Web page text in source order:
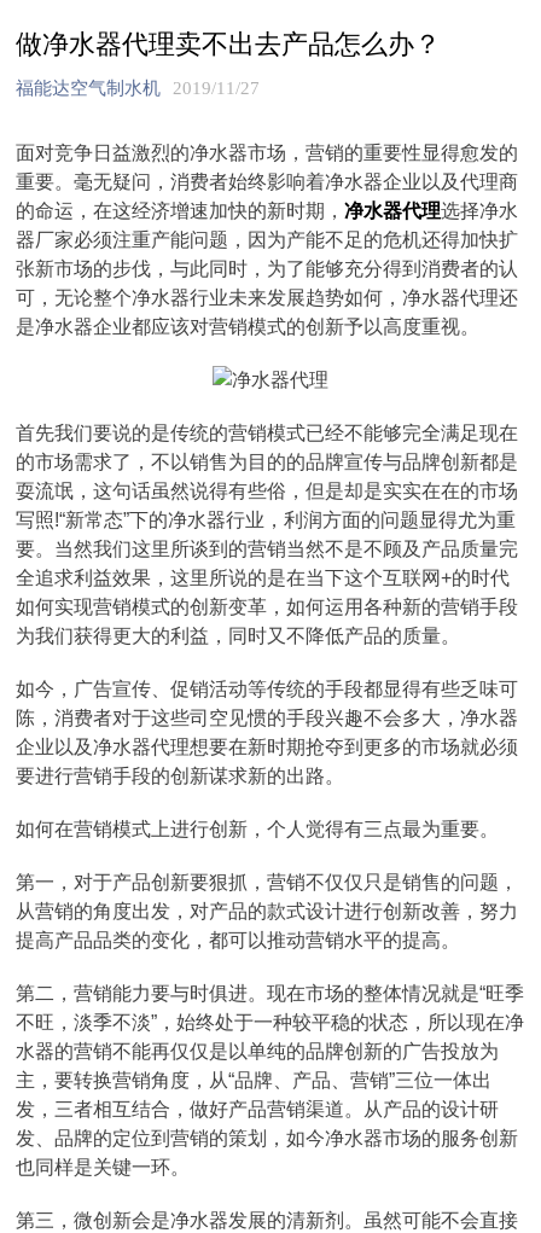
做净水器代理卖不出去产品怎么办？
福能达空气制水机 2019/11/27
面对竞争日益激烈的净水器市场，营销的重要性显得愈发的
重要。毫无疑问，消费者始终影响着净水器企业以及代理商
的命运，在这经济增速加快的新时期，净水器代理选择净水
器厂家必须注重产能问题，因为产能不足的危机还得加快扩
张新市场的步伐，与此同时，为了能够充分得到消费者的认
可，无论整个净水器行业未来发展趋势如何，净水器代理还
是净水器企业都应该对营销模式的创新予以高度重视。
首先我们要说的是传统的营销模式已经不能够完全满足现在
的市场需求了，不以销售为目的的品牌宣传与品牌创新都是
耍流氓，这句话虽然说得有些俗，但是却是实实在在的市场
写照!“新常态”下的净水器行业，利润方面的问题显得尤为重
要。当然我们这里所谈到的营销当然不是不顾及产品质量完
全追求利益效果，这里所说的是在当下这个互联网+的时代
如何实现营销模式的创新变革，如何运用各种新的营销手段
为我们获得更大的利益，同时又不降低产品的质量。
如今，广告宣传、促销活动等传统的手段都显得有些乏味可
陈，消费者对于这些司空见惯的手段兴趣不会多大，净水器
企业以及净水器代理想要在新时期抢夺到更多的市场就必须
要进行营销手段的创新谋求新的出路。
如何在营销模式上进行创新，个人觉得有三点最为重要。
第一，对于产品创新要狠抓，营销不仅仅只是销售的问题，
从营销的角度出发，对产品的款式设计进行创新改善，努力
提高产品品类的变化，都可以推动营销水平的提高。
第二，营销能力要与时俱进。现在市场的整体情况就是“旺季
不旺，淡季不淡”，始终处于一种较平稳的状态，所以现在净
水器的营销不能再仅仅是以单纯的品牌创新的广告投放为
主，要转换营销角度，从“品牌、产品、营销”三位一体出
发，三者相互结合，做好产品营销渠道。从产品的设计研
发、品牌的定位到营销的策划，如今净水器市场的服务创新
也同样是关键一环。
第三，微创新会是净水器发展的清新剂。虽然可能不会直接